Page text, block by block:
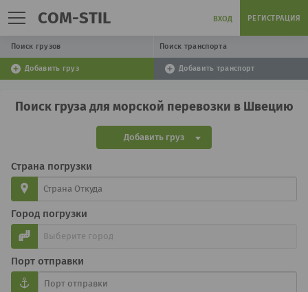
COM-STIL ВХОД РЕГИСТРАЦИЯ
Поиск грузов Поиск транспорта
Добавить груз Добавить транспорт
Поиск груза для морской перевозки в Швецию
Добавить груз
Страна погрузки
Город погрузки
Порт отправки